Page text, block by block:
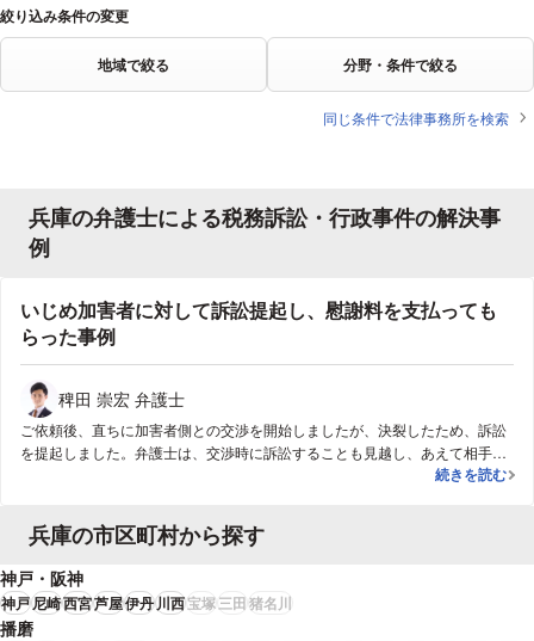
絞り込み条件の変更
地域で絞る 分野・条件で絞る
同じ条件で法律事務所を検索
兵庫の弁護士による税務訴訟・行政事件の解決事
例
いじめ加害者に対して訴訟提起し、慰謝料を支払っても
らった事例
稗田 崇宏 弁護士
ご依頼後、直ちに加害者側との交渉を開始しましたが、決裂したため、訴訟
を提起しました。弁護士は、交渉時に訴訟することも見越し、あえて相手方
の言い分を「書面（回答書や陳述書）」として残させる戦略をとりました。
めの事実が認定され、慰謝料を支払ってもらうことができました。
いじめ加害者
続きを読む
兵庫の市区町村から探す
神戸・阪神
神戸尼崎西宮芦屋伊丹川西宝塚三田猪名川
播磨